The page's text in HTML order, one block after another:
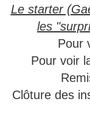
Le starter
les
Pour
Pour voir
Clôture des